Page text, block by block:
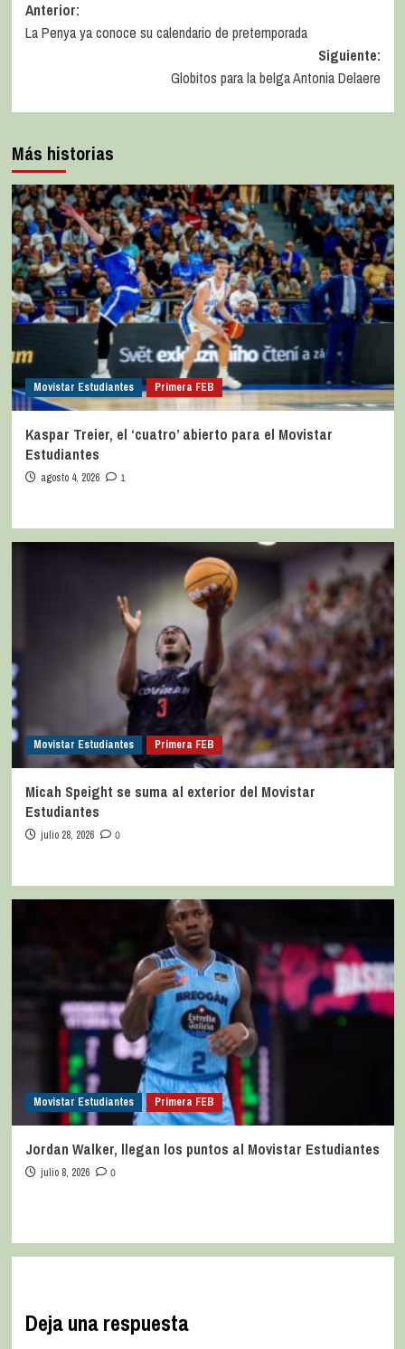
Anterior:
La Penya ya conoce su calendario de pretemporada
Siguiente:
Globitos para la belga Antonia Delaere
Más historias
Movistar Estudiantes Primera FEB
Kaspar Treier, el ‘cuatro’ abierto para el Movistar
Estudiantes
agosto 4, 2026 1
Movistar Estudiantes Primera FEB
Micah Speight se suma al exterior del Movistar
Estudiantes
julio 28, 2026 0
Movistar Estudiantes Primera FEB
Jordan Walker, llegan los puntos al Movistar Estudiantes
julio 8, 2026 0
Deja una respuesta